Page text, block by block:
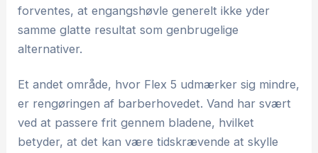
forventes, at engangshøvle generelt ikke yder
samme glatte resultat som genbrugelige
alternativer.
Et andet område, hvor Flex 5 udmærker sig mindre,
er rengøringen af barberhovedet. Vand har svært
ved at passere frit gennem bladene, hvilket
betyder, at det kan være tidskrævende at skylle